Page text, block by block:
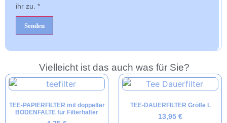
ihr zu. *
Vielleicht ist das auch was für Sie?
TEE-PAPIERFILTER mit doppelter
BODENFALTE für Filterhalter
TEE-DAUERFILTER Größe L
13,95 €